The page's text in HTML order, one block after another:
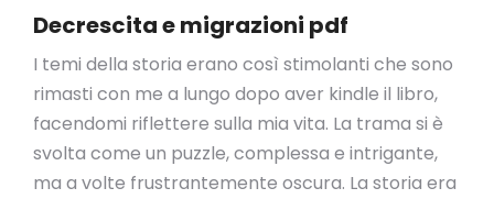
Decrescita e migrazioni pdf
I temi della storia erano così stimolanti che sono
rimasti con me a lungo dopo aver kindle il libro,
facendomi riflettere sulla mia vita. La trama si è
svolta come un puzzle, complessa e intrigante,
ma a volte frustrantemente oscura. La storia era